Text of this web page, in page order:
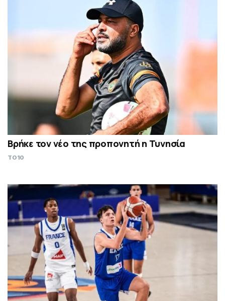
Βρήκε τον νέο της προπονητή η Τυνησία
TO10